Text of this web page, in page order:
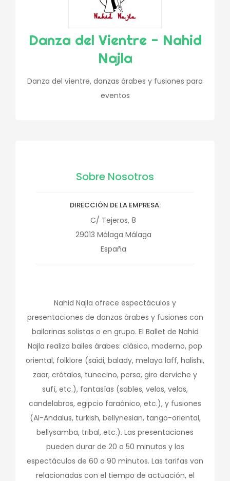
Danza del Vientre - Nahid
Najla
Danza del vientre, danzas árabes y fusiones para
eventos
Sobre Nosotros
DIRECCIÓN DE LA EMPRESA
C/ Tejeros, 8
29013 Málaga Málaga
España
Nahid Najla ofrece espectáculos y
presentaciones de danzas árabes y fusiones con
bailarinas solistas o en grupo. El Ballet de Nahid
Najla realiza bailes árabes: clásico, moderno, pop
oriental, folklore (saïdi, balady, melaya laff, halishi,
zaar, crótalos, tunecino, persa, giro derviche y
sufí, etc.), fantasías (sables, velos, velas,
candelabros, egipcio faraónico, etc.), y fusiones
(Al-Andalus, turkish, bellynesian, tango-oriental,
bellysamba, tribal, etc.). Las presentaciones
pueden durar de 20 a 50 minutos y los
espectáculos de 60 a 90 minutos. Las tarifas van
relacionadas con el tiempo de actuación, el